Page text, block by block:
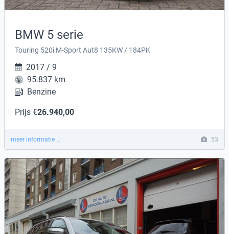
BMW 5 serie
Touring 520i M-Sport Aut8 135KW / 184PK
2017 / 9
95.837 km
Benzine
Prijs €26.940,00
meer informatie ... 53